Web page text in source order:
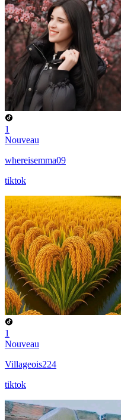
1
Nouveau
whereisemma09
tiktok
1
Nouveau
Villageois224
tiktok